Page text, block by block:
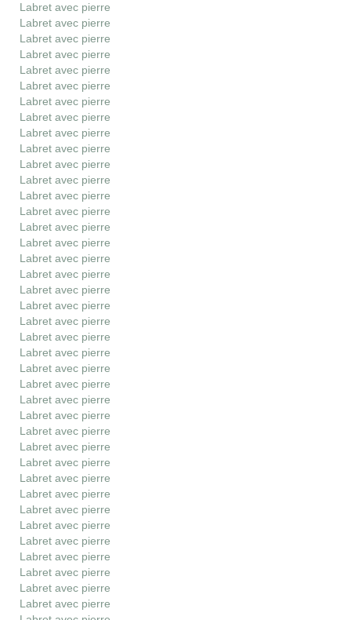
Labret avec pierre
Labret avec pierre
Labret avec pierre
Labret avec pierre
Labret avec pierre
Labret avec pierre
Labret avec pierre
Labret avec pierre
Labret avec pierre
Labret avec pierre
Labret avec pierre
Labret avec pierre
Labret avec pierre
Labret avec pierre
Labret avec pierre
Labret avec pierre
Labret avec pierre
Labret avec pierre
Labret avec pierre
Labret avec pierre
Labret avec pierre
Labret avec pierre
Labret avec pierre
Labret avec pierre
Labret avec pierre
Labret avec pierre
Labret avec pierre
Labret avec pierre
Labret avec pierre
Labret avec pierre
Labret avec pierre
Labret avec pierre
Labret avec pierre
Labret avec pierre
Labret avec pierre
Labret avec pierre
Labret avec pierre
Labret avec pierre
Labret avec pierre